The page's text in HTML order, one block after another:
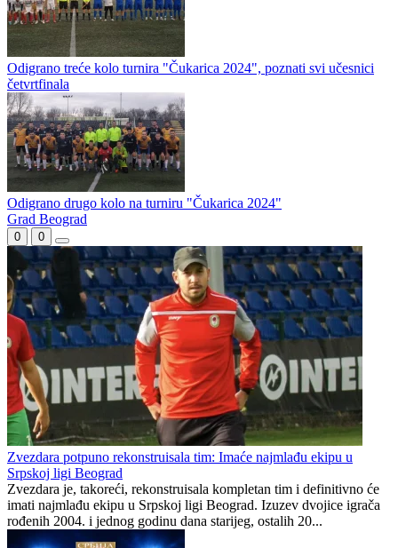
Odigrano treće kolo turnira "Čukarica 2024", poznati svi učesnici
četvrtfinala
Odigrano drugo kolo na turniru "Čukarica 2024"
Grad Beograd
0 0
Zvezdara potpuno rekonstruisala tim: Imaće najmlađu ekipu u
Srpskoj ligi Beograd
Zvezdara je, takoreći, rekonstruisala kompletan tim i definitivno će
imati najmlađu ekipu u Srpskoj ligi Beograd. Izuzev dvojice igrača
rođenih 2004. i jednog godinu dana starijeg, ostalih 20...